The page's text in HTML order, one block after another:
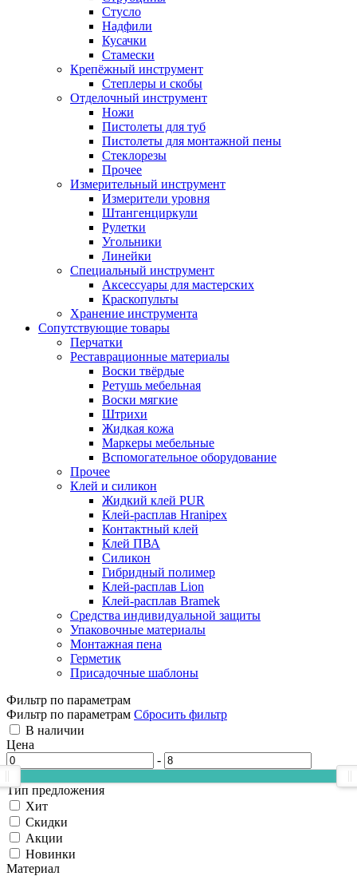
Стусло
Надфили
Кусачки
Стамески
Крепёжный инструмент
Степлеры и скобы
Отделочный инструмент
Ножи
Пистолеты для туб
Пистолеты для монтажной пены
Стеклорезы
Прочее
Измерительный инструмент
Измерители уровня
Штангенциркули
Рулетки
Угольники
Линейки
Специальный инструмент
Аксессуары для мастерских
Краскопульты
Хранение инструмента
Сопутствующие товары
Перчатки
Реставрационные материалы
Воски твёрдые
Ретушь мебельная
Воски мягкие
Штрихи
Жидкая кожа
Маркеры мебельные
Вспомогательное оборудование
Прочее
Клей и силикон
Жидкий клей PUR
Клей-расплав Hranipex
Контактный клей
Клей ПВА
Силикон
Гибридный полимер
Клей-расплав Lion
Клей-расплав Bramek
Средства индивидуальной защиты
Упаковочные материалы
Монтажная пена
Герметик
Присадочные шаблоны
Фильтр по параметрам
Фильтр по параметрам Сбросить фильтр
В наличии
Цена
-
Тип предложения
Хит
Скидки
Акции
Новинки
Материал